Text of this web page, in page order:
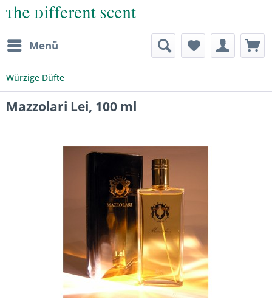
Menü
Würzige Düfte
Mazzolari Lei, 100 ml